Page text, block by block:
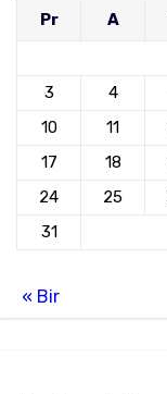
Pr A
3
4
10
11
17
18
24
25
31
« Bir